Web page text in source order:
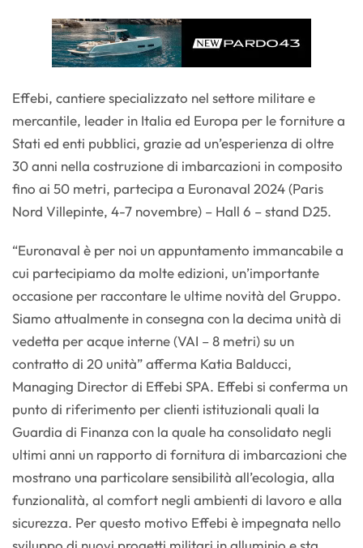
Effebi, cantiere specializzato nel settore militare e
mercantile, leader in Italia ed Europa per le forniture a
Stati ed enti pubblici, grazie ad un’esperienza di oltre
30 anni nella costruzione di imbarcazioni in composito
fino ai 50 metri, partecipa a Euronaval 2024 (Paris
Nord Villepinte, 4-7 novembre) – Hall 6 – stand D25.
“Euronaval è per noi un appuntamento immancabile a
cui partecipiamo da molte edizioni, un’importante
occasione per raccontare le ultime novità del Gruppo.
Siamo attualmente in consegna con la decima unità di
vedetta per acque interne (VAI – 8 metri) su un
contratto di 20 unità” afferma Katia Balducci,
Managing Director di Effebi SPA. Effebi si conferma un
punto di riferimento per clienti istituzionali quali la
Guardia di Finanza con la quale ha consolidato negli
ultimi anni un rapporto di fornitura di imbarcazioni che
mostrano una particolare sensibilità all’ecologia, alla
funzionalità, al comfort negli ambienti di lavoro e alla
sicurezza. Per questo motivo Effebi è impegnata nello